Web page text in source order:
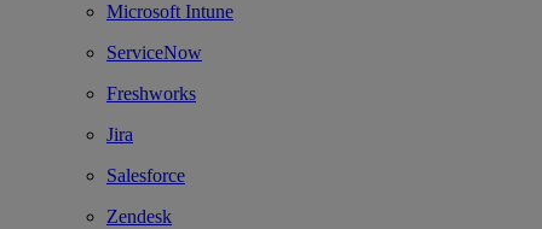
Microsoft Intune
ServiceNow
Freshworks
Jira
Salesforce
Zendesk